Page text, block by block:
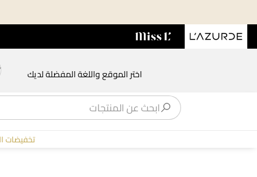
اختر الموقع واللغة المفضلة لديك
تخفيضات